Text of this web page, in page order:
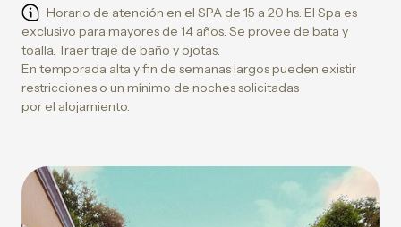
Horario de atención en el SPA de 15 a 20 hs. El Spa es
exclusivo para mayores de 14 años. Se provee de bata y
toalla. Traer traje de baño y ojotas.
En temporada alta y fin de semanas largos pueden existir
restricciones o un mínimo de noches solicitadas
por el alojamiento.